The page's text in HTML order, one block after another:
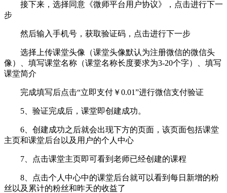
接下来，选择同意《微师平台用户协议》，点击进行下一
步
然后输入手机号，获取验证码，点击进行下一步
选择上传课堂头像（课堂头像默认为注册微信的微信头
像）、填写课堂名称（课堂名称长度要求为3-20个字）、填写
课堂简介
完成填写后点击“立即支付￥0.01”进行微信支付验证
5、验证完成后，课堂即创建成功。
6、创建成功之后就会出现下方的页面，该页面包括课堂
主页和课堂后台以及用户的个人中心
7、点击课堂主页即可看到老师已经创建的课程
8、点击个人中心中的课堂后台就可以看到每日新增的粉
丝以及累计的粉丝和昨天的收益了